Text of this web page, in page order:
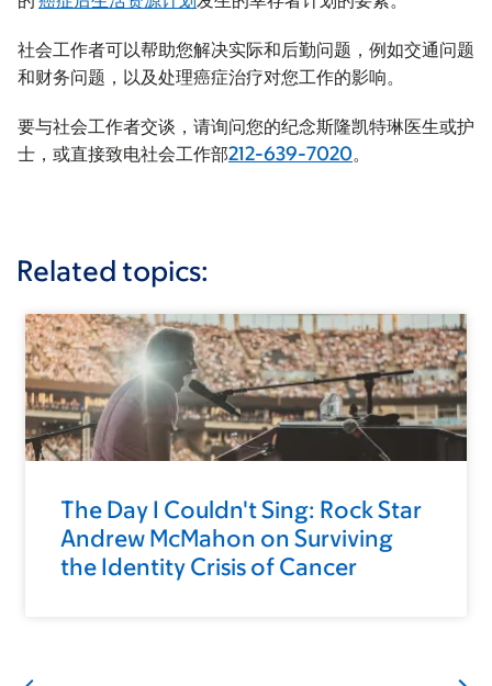
社会工作者可以帮助您解决实际和后勤问题，例如交通问题
和财务问题，以及处理癌症治疗对您工作的影响。
要与社会工作者交谈，请询问您的纪念斯隆凯特琳医生或护
士，或直接致电社会工作部212-639-7020。
Related topics:
The Day I Couldn't Sing: Rock Star
Andrew McMahon on Surviving
the Identity Crisis of Cancer